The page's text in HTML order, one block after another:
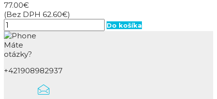
77.00€
(Bez DPH 62.60€)
Do košíka
Máte
otázky?
+421908982937